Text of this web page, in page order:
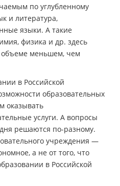
по углубленному
и литература,
языки. А такие
физика и др. здесь
объеме меньшем, чем
в Российской
образовательных
оказывать
услуги. А вопросы
решаются по-разному.
учреждения —
а не от того, что
в Российской